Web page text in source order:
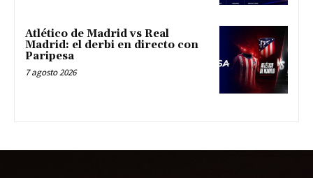
Atlético de Madrid vs Real
Madrid: el derbi en directo con
Paripesa
7 agosto 2026